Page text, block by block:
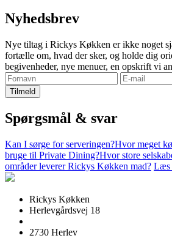
Nyhedsbrev
Nye tiltag i Rickys Køkken er ikke noget
fortælle om, hvad der sker, og holde dig
begivenheder, nye menuer, en opskrift vi
Spørgsmål & svar
Kan I sørge for serveringen?Hvor meget
bruge til Private Dining?Hvor store
områder leverer Rickys Køkken mad? Læs
Rickys Køkken
Herlevgårdsvej 18
2730 Herlev